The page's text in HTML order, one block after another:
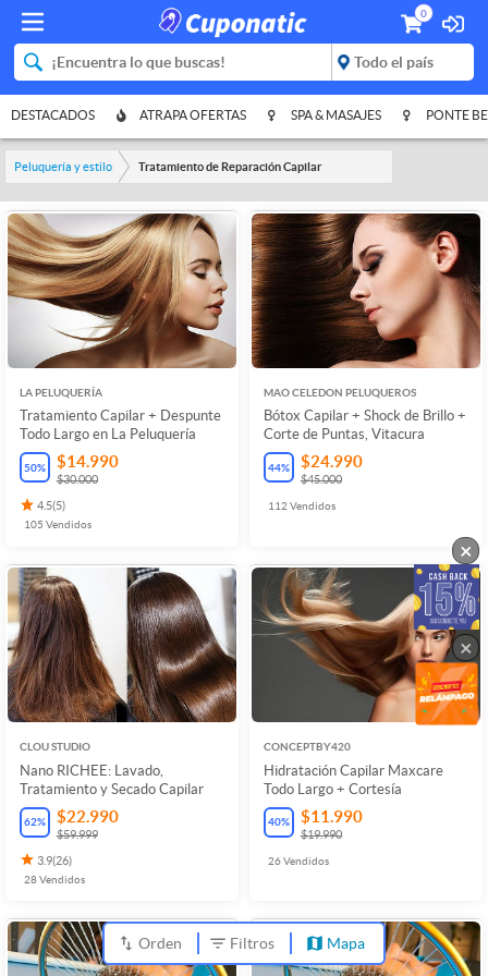
0
DESTACADOS ATRAPA OFERTAS SPA & MASAJES PONTE
Peluquería y estilo Tratamiento de Reparación Capilar
LA PELUQUERÍA
Tratamiento Capilar + Despunte
Todo Largo en La Peluquería
50% $14.990
$30.000
4.5(5)
105 Vendidos
MAO CELEDON PELUQUEROS
Bótox Capilar + Shock de Brillo +
Corte de Puntas, Vitacura
44% $24.990
$45.000
112 Vendidos
CLOU STUDIO
Nano RICHEE: Lavado,
Tratamiento y Secado Capilar
62% $22.990
$59.999
3.9(26)
28Vendidos
CONCEPTBY420
Hidratación Capilar Maxcare
Todo Largo + Cortesía
40% $11.990
$19.990
26Vendidos
Orden Filtros Mapa
×
×